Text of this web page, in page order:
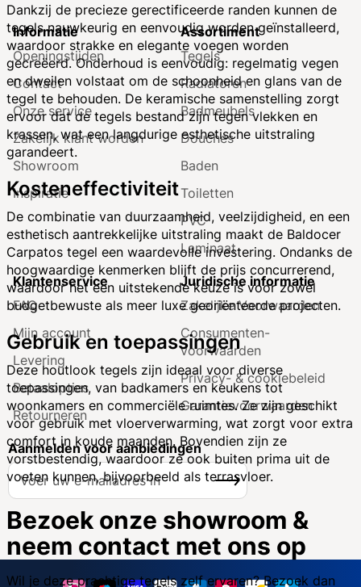
Dankzij de precieze gerectificeerde randen kunnen de
tegels nauwkeurig en eenvoudig worden geïnstalleerd,
waardoor strakke en elegante voegen worden
gecreëerd. Onderhoud is eenvoudig: regelmatig vegen
en dweilen volstaat om de schoonheid en glans van de
tegel te behouden. De keramische samenstelling zorgt
ervoor dat de tegels bestand zijn tegen vlekken en
krassen, wat een langdurige esthetische uitstraling
garandeert.
Kosteneffectiviteit
De combinatie van duurzaamheid, veelzijdigheid, en een
esthetisch aantrekkelijke uitstraling maakt de Baldocer
Carpatos tegel een waardevolle investering. Ondanks de
hoogwaardige kenmerken blijft de prijs concurrerend,
waardoor het een uitstekende keuze is voor zowel
budgetbewuste als meer luxe georiënteerde projecten.
Gebruik en toepassingen
Deze houtlook tegels zijn ideaal voor diverse
toepassingen, van badkamers en keukens tot
woonkamers en commerciële ruimtes. Ze zijn geschikt
voor gebruik met vloerverwarming, wat zorgt voor extra
comfort in koude maanden. Bovendien zijn ze
vorstbestendig, waardoor ze ook buiten prima uit de
voeten kunnen, bijvoorbeeld als terrasvloer.
Bezoek onze showroom &
neem contact met ons op
Wil je deze prachtige tegels zelf ervaren? Bezoek dan
Informatie
Openingstijden
Contact
Onze service
Zakelijk klant worden
Showroom
Inspiratie
Assortiment
Tegels
Radiatoren
Badmeubels
Douches
Baden
Toiletten
PVC
Laminaat
Klantenservice
FAQ
Mijn account
Levering
Betaalopties
Retourneren
Juridische informatie
Zakelijke Voorwaarden
Consumenten­
voorwaarden
Privacy- & cookiebeleid
Garantie­voorwaarden
Aanmelden voor aanbiedingen
A
n
n
e
e
Inschrijven